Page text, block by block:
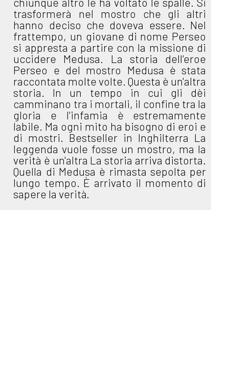
trasformerà nel mostro che gli altri
hanno deciso che doveva essere. Nel
frattempo, un giovane di nome Perseo
si appresta a partire con la missione di
uccidere Medusa. La storia dell'eroe
Perseo e del mostro Medusa è stata
raccontata molte volte. Questa è un'altra
storia. In un tempo in cui gli dèi
camminano tra i mortali, il confine tra la
gloria e l'infamia è estremamente
labile. Ma ogni mito ha bisogno di eroi e
di mostri. Bestseller in Inghilterra La
leggenda vuole fosse un mostro, ma la
verità è un'altra La storia arriva distorta.
Quella di Medusa è rimasta sepolta per
lungo tempo. È arrivato il momento di
sapere la verità.